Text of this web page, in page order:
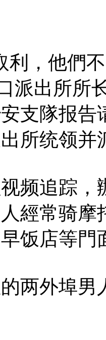
利，他們
派出所所
支隊报告
所统领并
频追踪，
經常骑摩
饭店等門
两外埠男